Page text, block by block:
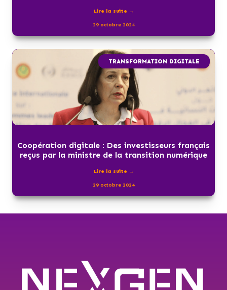
Lire la suite →
29 octobre 2024
TRANSFORMATION DIGITALE
Coopération digitale : Des investisseurs français
reçus par la ministre de la transition numérique
Lire la suite →
29 octobre 2024